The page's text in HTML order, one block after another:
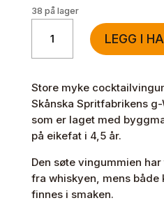
38 på lager
Whiskey
antall
LEGG I
Store myke
Skånska Spritfabrikens
som er laget med
på eikefat i 4,5 år.
Den søte vingummien
fra whiskyen, mens både
finnes i smaken.